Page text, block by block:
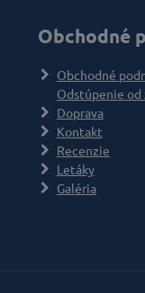
Obchodné
Obchodné
Odstúpenie od
Doprava
Kontakt
Recenzie
Letáky
Galéria